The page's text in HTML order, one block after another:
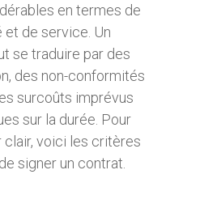
en termes de
et de service. Un
se traduire par des
des non-conformités
surcoûts imprévus
sur la durée. Pour
clair, voici les critères
signer un contrat.